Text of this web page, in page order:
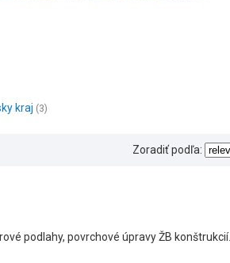
kraj (3)
Zoradiť podľa:
podlahy, povrchové úpravy ŽB konštrukcií.